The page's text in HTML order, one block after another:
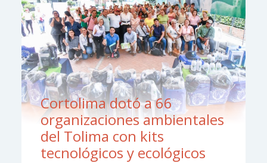
Cortolima dotó a 66
organizaciones ambientales
del Tolima con kits
tecnológicos y ecológicos